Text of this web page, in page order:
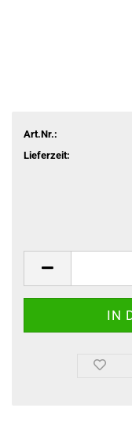
Art.Nr.:
Lieferzeit: